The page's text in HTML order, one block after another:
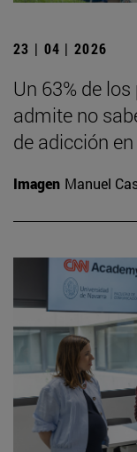
23 | 04 | 2026
Un 63% de
admite no
de adicción
Imagen Manuel